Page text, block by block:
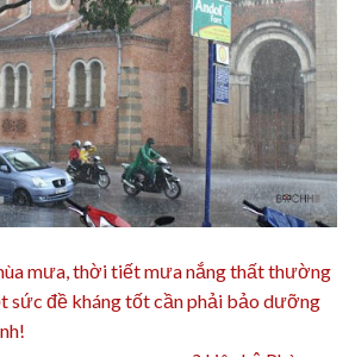
mưa, thời tiết mưa nắng thất thường
sức đề kháng tốt cần phải bảo dưỡng